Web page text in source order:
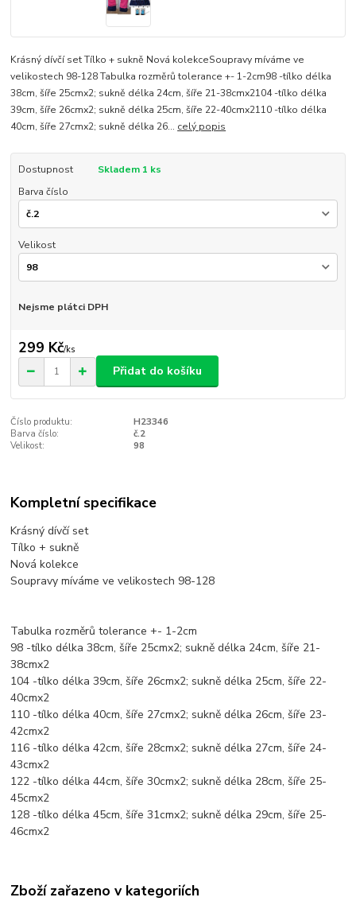
Krásný dívčí set Tílko + sukně Nová kolekceSoupravy míváme ve
velikostech 98-128 Tabulka rozměrů tolerance +- 1-2cm98 -tílko délka
38cm, šíře 25cmx2; sukně délka 24cm, šíře 21-38cmx2104 -tílko délka
39cm, šíře 26cmx2; sukně délka 25cm, šíře 22-40cmx2110 -tílko délka
40cm, šíře 27cmx2; sukně délka 26... celý popis
Dostupnost
Skladem 1 ks
Barva číslo
Velikost
Nejsme plátci DPH
299 Kč/ks
Přidat do košíku
Číslo produktu:
H23346
Barva číslo:
č.2
Velikost:
98
Kompletní specifikace
Krásný dívčí set
Tílko + sukně
Nová kolekce
Soupravy míváme ve velikostech 98-128
Tabulka rozměrů tolerance +- 1-2cm
98 -tílko délka 38cm, šíře 25cmx2; sukně délka 24cm, šíře 21-
38cmx2
104 -tílko délka 39cm, šíře 26cmx2; sukně délka 25cm, šíře 22-
40cmx2
110 -tílko délka 40cm, šíře 27cmx2; sukně délka 26cm, šíře 23-
42cmx2
116 -tílko délka 42cm, šíře 28cmx2; sukně délka 27cm, šíře 24-
43cmx2
122 -tílko délka 44cm, šíře 30cmx2; sukně délka 28cm, šíře 25-
45cmx2
128 -tílko délka 45cm, šíře 31cmx2; sukně délka 29cm, šíře 25-
46cmx2
Zboží zařazeno v kategoriích